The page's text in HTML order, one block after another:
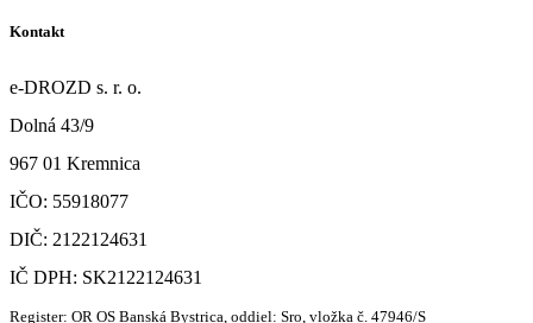
Kontakt
e-DROZD s. r. o.
Dolná 43/9
967 01 Kremnica
IČO: 55918077
DIČ: 2122124631
IČ DPH: SK2122124631
Register: OR OS Banská Bystrica, oddiel: Sro, vložka č. 47946/S